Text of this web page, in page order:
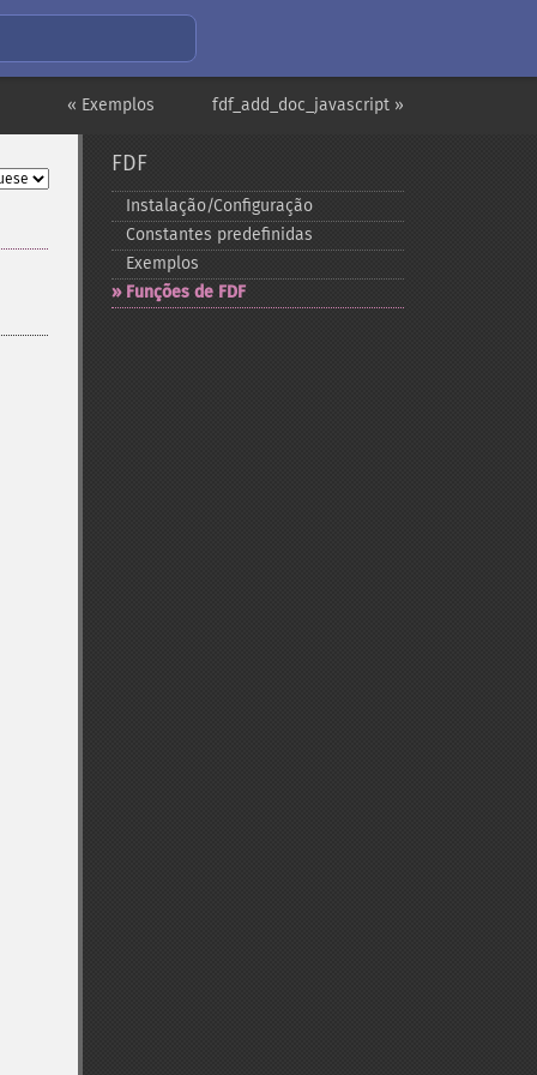
fdf_add_doc_javascript »
« Exemplos
FDF
Instalação/Configuração
Constantes predefinidas
Exemplos
Funções de FDF